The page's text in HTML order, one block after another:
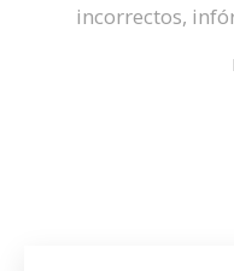
incorrectos,